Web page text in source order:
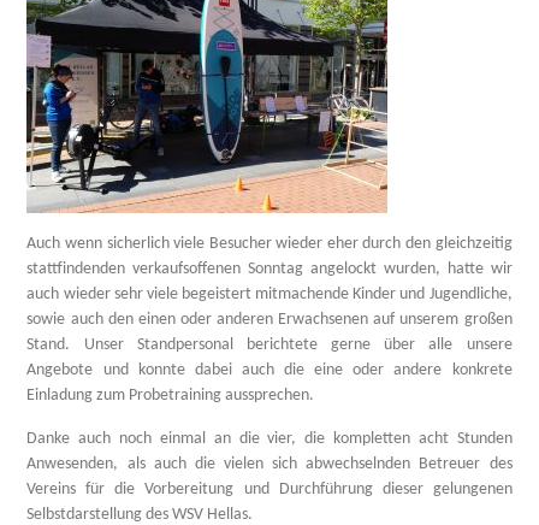
Auch wenn sicherlich viele Besucher wieder eher durch den gleichzeitig
stattfindenden verkaufsoffenen Sonntag angelockt wurden, hatte wir
auch wieder sehr viele begeistert mitmachende Kinder und Jugendliche,
sowie auch den einen oder anderen Erwachsenen auf unserem großen
Stand. Unser Standpersonal berichtete gerne über alle unsere
Angebote und konnte dabei auch die eine oder andere konkrete
Einladung zum Probetraining aussprechen.
Danke auch noch einmal an die vier, die kompletten acht Stunden
Anwesenden, als auch die vielen sich abwechselnden Betreuer des
Vereins für die Vorbereitung und Durchführung dieser gelungenen
Selbstdarstellung des WSV Hellas.